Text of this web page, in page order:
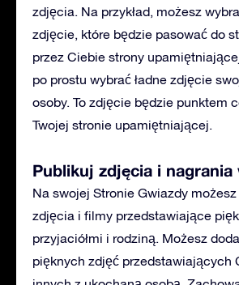
zdjęcia. Na przykład, możesz
zdjęcie, które będzie pasować do
przez Ciebie strony
po prostu wybrać ładne zdjęcie
osoby. To zdjęcie będzie punktem
Twojej stronie upamiętniającej.
Publikuj zdjęcia i nagrania
Na swojej Stronie Gwiazdy
zdjęcia i filmy przedstawiające
przyjaciółmi i rodziną. Możesz
pięknych zdjęć przedstawiających